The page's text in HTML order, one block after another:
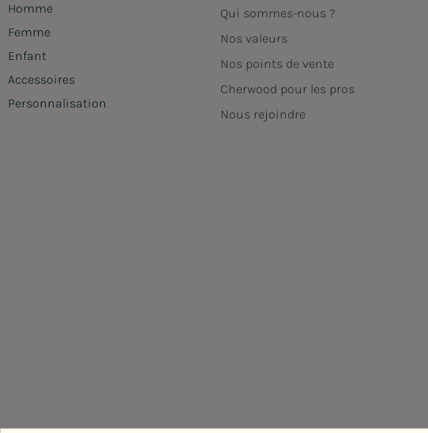
Homme
Femme
Enfant
Accessoires
Personnalisation
Qui sommes-nous ?
Nos valeurs
Nos points de vente
Cherwood pour les pros
Nous rejoindre